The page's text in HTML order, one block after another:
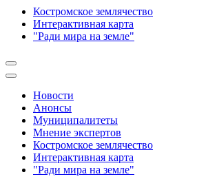
Костромское землячество
Интерактивная карта
"Ради мира на земле"
Новости
Анонсы
Муниципалитеты
Мнение экспертов
Костромское землячество
Интерактивная карта
"Ради мира на земле"